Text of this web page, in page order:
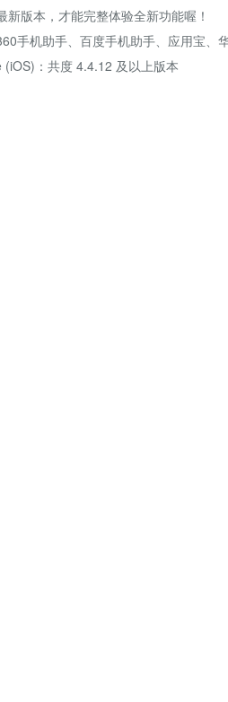
新版本，才能完整体验全新功能喔！
手机助手、百度手机助手、应用宝、
(iOS)：共度 4.4.12 及以上版本